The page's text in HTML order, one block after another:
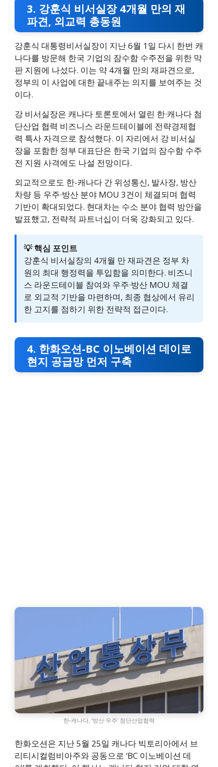
3. 강훈식 비서실장 4개월 만의 재
파견, 외교력 총동원
강훈식 대통령비서실장이 지난 6월 1일 다시 한번 캐
나다를 방문해 한국 기업의 잠수함 수주전을 위한 막
판 지원에 나섰다. 이는 약 4개월 만의 재파견으로,
정부의 이 사업에 대한 끝내주는 의지를 보여주는 것
이다.
강 비서실장은 캐나다 토론토에서 열린 한·캐나다 첨
단산업 협력 비즈니스 라운드테이블에 전략경제협
력 특사 자격으로 참석했다. 이 자리에서 강 비서실
장을 포함한 정부 대표단은 한국 기업의 잠수함 수주
전 지원 사격에도 나설 전망이다.
외교적으로도 한-캐나다 간 위성통신, 발사장, 방산
차량 등 우주·방산 분야 MOU 3건이 체결되며 협력
기반이 확대되었다. 현대차는 수소 분야 협력 방안을
발표했고, 전략적 파트너십이 더욱 강화되고 있다.
💡 핵심 포인트
강훈식 비서실장의 4개월 만 재파견은 정부 차
원의 최대 행정력을 투입함을 의미한다. 비즈니
스 라운드테이블 참여와 우주·방산 MOU 체결
로 외교적 기반을 마련하며, 최종 협상에서 유리
한 고지를 점하기 위한 전략적 접근이다.
4. 한화오션-BC 이노베이션 데이로
현지 공급망 먼저 구축
한-캐나다, ‘방산·우주’ 첨단산업협력
한화오션은 지난 5월 25일 캐나다 빅토리아에서 브
리티시컬럼비아주와 공동으로 ‘BC 이노베이션 데